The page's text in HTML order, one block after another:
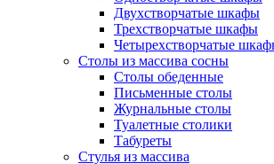
Двухстворчатые шкафы
Трехстворчатые шкафы
Четырехстворчатые
Столы из массива сосны
Столы обеденные
Письменные столы
Журнальные столы
Туалетные столики
Табуреты
Стулья из массива